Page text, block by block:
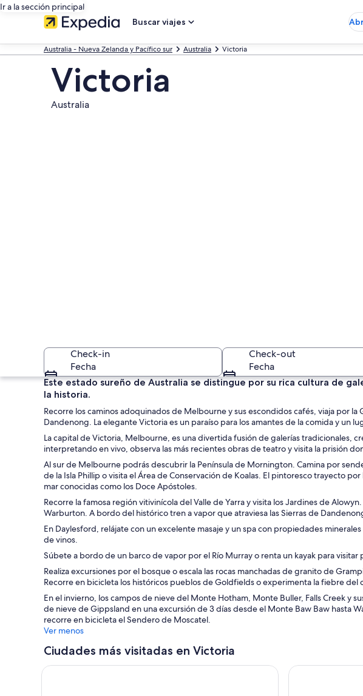
Ir a la sección principal
Buscar viajes
Australia - Nueva Zelanda y Pacífico sur Australia Victoria
Victoria
Australia
Una playa con cabañas playeras coloridas,
Check-in
Fecha
Check-out
Fecha
Este estado sureño de Australia se distingue por su rica cultura de
la historia.
Recorre los caminos adoquinados de Melbourne y sus escondidos cafés, viaja por
Dandenong. La elegante Victoria es un paraíso para los amantes de la comida y un
La capital de Victoria, Melbourne, es una divertida fusión de galerías tradicionales,
interpretando en vivo, observa las más recientes obras de teatro y visita la prisión
Al sur de Melbourne podrás descubrir la Península de Mornington. Camina por
de la Isla Phillip o visita el Área de Conservación de Koalas. El pintoresco trayecto
mar conocidas como los Doce Apóstoles.
Recorre la famosa región vitivinícola del Valle de Yarra y visita los Jardines de
Warburton. A bordo del histórico tren a vapor que atraviesa las Sierras de
En Daylesford, relájate con un excelente masaje y un spa con propiedades
de vinos.
Súbete a bordo de un barco de vapor por el Río Murray o renta un kayak para
Realiza excursiones por el bosque o escala las rocas manchadas de granito de
Recorre en bicicleta los históricos pueblos de Goldfields o experimenta la fiebre
En el invierno, los campos de nieve del Monte Hotham, Monte Buller, Falls Creek y
de nieve de Gippsland en una excursión de 3 días desde el Monte Baw Baw hasta
recorre en bicicleta el Sendero de Moscatel.
Ver menos
Ciudades más visitadas en Victoria